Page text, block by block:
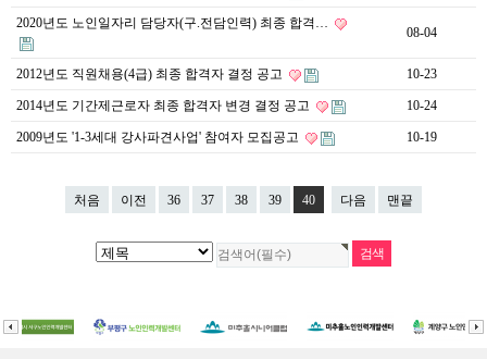
2020년도 노인일자리 담당자(구.전담인력) 최종 합격…
08-04
2012년도 직원채용(4급) 최종 합격자 결정 공고 10-23
2014년도 기간제근로자 최종 합격자 변경 결정 공고 10-24
2009년도 '1-3세대 강사파견사업' 참여자 모집공고 10-19
처음 이전 36 37 38 39 40 다음 맨끝